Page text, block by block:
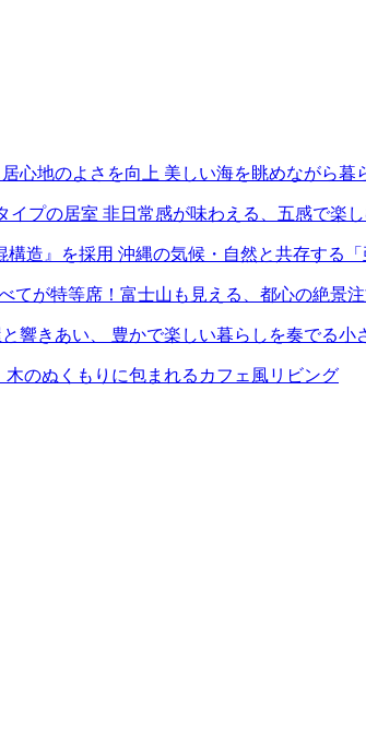
心地のよさを向上 美しい海を眺めながら暮
イプの居室 非日常感が味わえる、五感で楽
造』を採用 沖縄の気候・自然と共存する「
てが特等席！富士山も見える、都心の絶景
と響きあい、 豊かで楽しい暮らしを奏でる小
のぬくもりに包まれるカフェ風リビング